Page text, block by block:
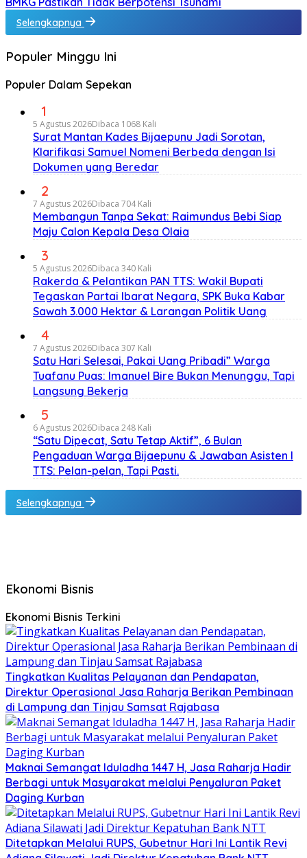
Selengkapnya
Populer Minggu Ini
Populer Dalam Sepekan
1
5 Agustus 2026Dibaca 1068 Kali
Surat Mantan Kades Bijaepunu Jadi Sorotan,
Klarifikasi Samuel Nomeni Berbeda dengan Isi
Dokumen yang Beredar
2
7 Agustus 2026Dibaca 704 Kali
Membangun Tanpa Sekat: Raimundus Bebi Siap
Maju Calon Kepala Desa Olaia
3
5 Agustus 2026Dibaca 340 Kali
Rakerda & Pelantikan PAN TTS: Wakil Bupati
Tegaskan Partai Ibarat Negara, SPK Buka Kabar
Sawah 3.000 Hektar & Larangan Politik Uang
4
7 Agustus 2026Dibaca 307 Kali
Satu Hari Selesai, Pakai Uang Pribadi” Warga
Tuafanu Puas: Imanuel Bire Bukan Menunggu, Tapi
Langsung Bekerja
5
6 Agustus 2026Dibaca 248 Kali
“Satu Dipecat, Satu Tetap Aktif”, 6 Bulan
Pengaduan Warga Bijaepunu & Jawaban Asisten I
TTS: Pelan-pelan, Tapi Pasti.
Selengkapnya
Ekonomi Bisnis
Ekonomi Bisnis Terkini
Tingkatkan Kualitas Pelayanan dan Pendapatan,
Direktur Operasional Jasa Raharja Berikan Pembinaan
di Lampung dan Tinjau Samsat Rajabasa
Maknai Semangat Iduladha 1447 H, Jasa Raharja Hadir
Berbagi untuk Masyarakat melalui Penyaluran Paket
Daging Kurban
Ditetapkan Melalui RUPS, Gubetnur Hari Ini Lantik Revi